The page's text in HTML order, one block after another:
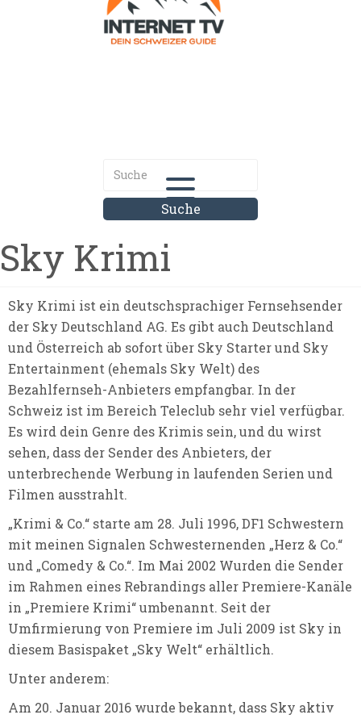
Sky Krimi
Sky Krimi ist ein deutschsprachiger Fernsehsender
der Sky Deutschland AG. Es gibt auch Deutschland
und Österreich ab sofort über Sky Starter und Sky
Entertainment (ehemals Sky Welt) des
Bezahlfernseh-Anbieters empfangbar. In der
Schweiz ist im Bereich Teleclub sehr viel verfügbar.
Es wird dein Genre des Krimis sein, und du wirst
sehen, dass der Sender des Anbieters, der
unterbrechende Werbung in laufenden Serien und
Filmen ausstrahlt.
„Krimi & Co.“ starte am 28. Juli 1996, DF1 Schwestern
mit meinen Signalen Schwesternenden „Herz & Co.“
und „Comedy & Co.“. Im Mai 2002 Wurden die Sender
im Rahmen eines Rebrandings aller Premiere-Kanäle
in „Premiere Krimi“ umbenannt. Seit der
Umfirmierung von Premiere im Juli 2009 ist Sky in
diesem Basispaket „Sky Welt“ erhältlich.
Unter anderem:
Am 20. Januar 2016 wurde bekannt, dass Sky aktiv